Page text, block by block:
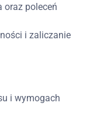
oraz poleceń
i zaliczanie
i wymogach